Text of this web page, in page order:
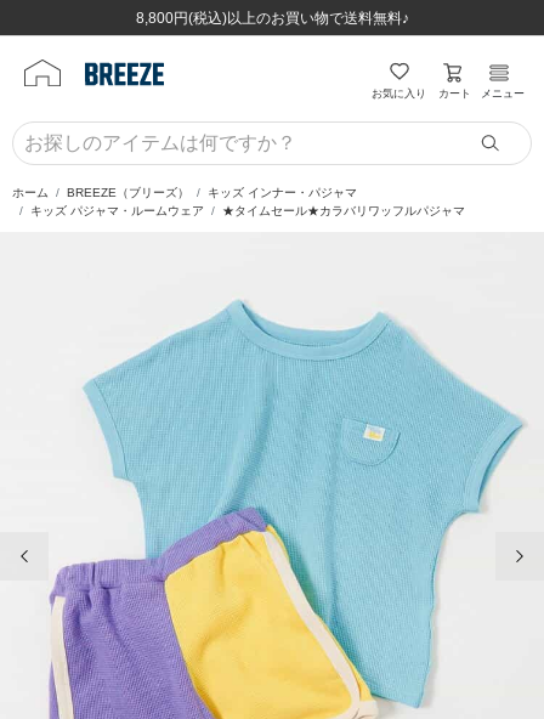
8,800円(税込)以上のお買い物で送料無料♪
ほぼ全品半額！！8/12(水)お昼12:59まで！！
8,800円(税込)以上のお買い物で送料無料♪
ほぼ全品半額！！8/12(水)お昼12:59まで！！
お気に入り カート メニュー
ホーム BREEZE（ブリーズ）
キッズ インナー・パジャマ
キッズ パジャマ・ルームウェア
★タイムセール★カラバリワッフルパジャマ